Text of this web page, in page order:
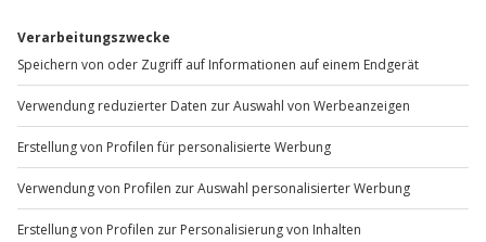
Mo-Fr: 9-17 Uhr
b2b@jochen-schweizer.de
www.b2b.jochen-schweizer.de/
Artikelnummer:58152